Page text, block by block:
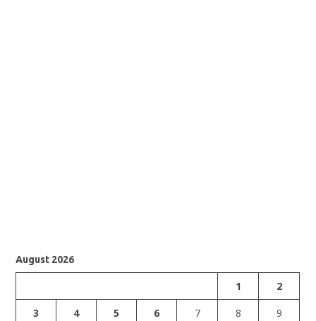
August 2026
1
2
3
4 5 6 7 8
9